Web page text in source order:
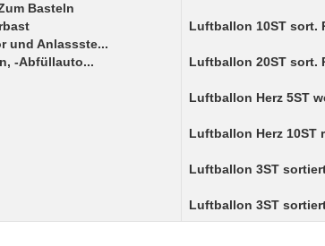
Basteln
und Anlassste...
-Abfüllauto...
Luftballon 10ST sort.
Luftballon 20ST sort.
Luftballon Herz 5ST
Luftballon Herz 10ST
Luftballon 3ST
Luftballon 3ST